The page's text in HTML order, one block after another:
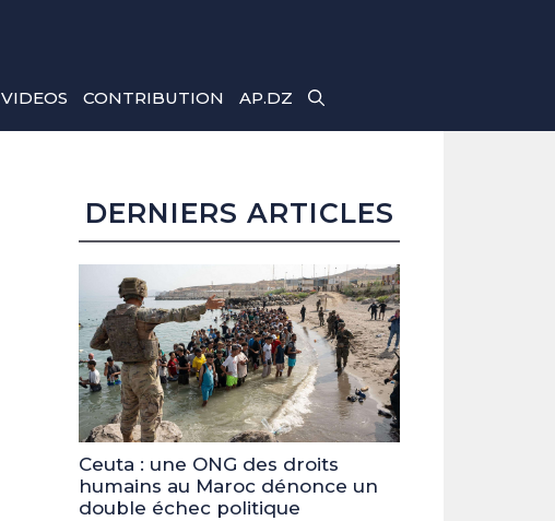
VIDEOS CONTRIBUTION AP.DZ
DERNIERS ARTICLES
Ceuta : une ONG des droits
humains au Maroc dénonce un
double échec politique